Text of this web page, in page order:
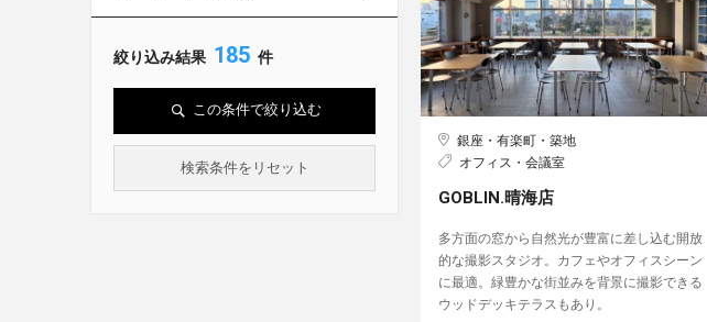
銀座・有楽町・築地
オフィス・会議室
GOBLIN.晴海店
多方面の窓から自然光が豊富に差し込む開放
的な撮影スタジオ。カフェやオフィスシーン
に最適。緑豊かな街並みを背景に撮影できる
ウッドデッキテラスもあり。
絞り込み結果 185 件
この条件で絞り込む
検索条件をリセット